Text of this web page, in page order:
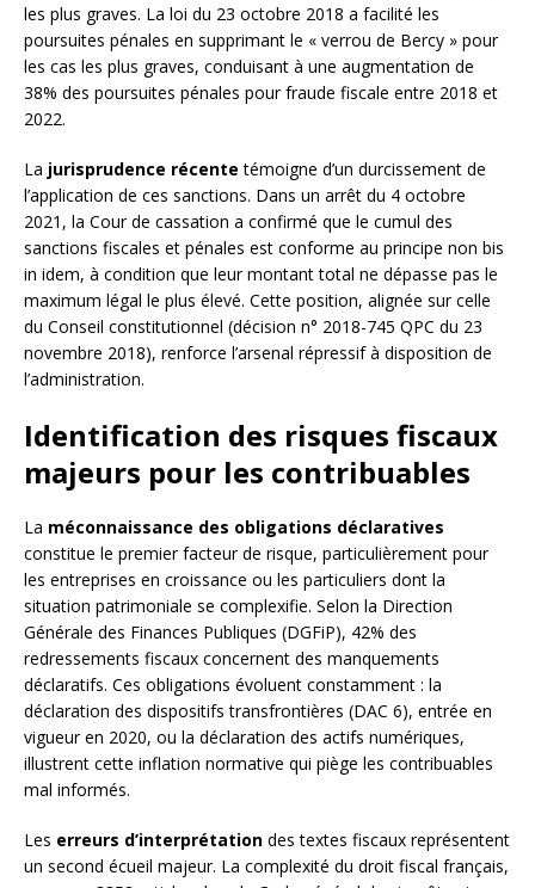
les plus graves. La loi du 23 octobre 2018 a facilité les
poursuites pénales en supprimant le « verrou de Bercy » pour
les cas les plus graves, conduisant à une augmentation de
38% des poursuites pénales pour fraude fiscale entre 2018 et
2022.
La jurisprudence récente témoigne d’un durcissement de
l’application de ces sanctions. Dans un arrêt du 4 octobre
2021, la Cour de cassation a confirmé que le cumul des
sanctions fiscales et pénales est conforme au principe non bis
in idem, à condition que leur montant total ne dépasse pas le
maximum légal le plus élevé. Cette position, alignée sur celle
du Conseil constitutionnel (décision n° 2018-745 QPC du 23
novembre 2018), renforce l’arsenal répressif à disposition de
l’administration.
Identification des risques fiscaux
majeurs pour les contribuables
La méconnaissance des obligations déclaratives
constitue le premier facteur de risque, particulièrement pour
les entreprises en croissance ou les particuliers dont la
situation patrimoniale se complexifie. Selon la Direction
Générale des Finances Publiques (DGFiP), 42% des
redressements fiscaux concernent des manquements
déclaratifs. Ces obligations évoluent constamment : la
déclaration des dispositifs transfrontières (DAC 6), entrée en
vigueur en 2020, ou la déclaration des actifs numériques,
illustrent cette inflation normative qui piège les contribuables
mal informés.
Les erreurs d’interprétation des textes fiscaux représentent
un second écueil majeur. La complexité du droit fiscal français,